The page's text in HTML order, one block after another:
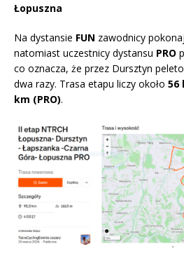
Łopuszna
Na dystansie FUN zawodnicy
natomiast uczestnicy dystansu PRO
co oznacza, że przez Dursztyn
dwa razy. Trasa etapu liczy około 56
km (PRO).